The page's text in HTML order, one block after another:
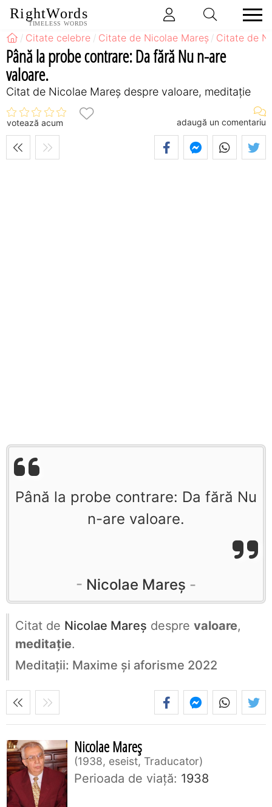
RightWords
TIMELESS WORDS
Citate celebre Citate de Nicolae Mareș Citate de
Până la probe contrare: Da fără Nu n-are
valoare.
Citat de Nicolae Mareș despre valoare, meditație
votează acum adaugă un comentariu
Până la probe contrare: Da fără Nu
n-are valoare.
Nicolae Mareș
Citat de Nicolae Mareș despre valoare,
meditație.
Meditații: Maxime și aforisme 2022
Nicolae Mareș
1938, eseist, Traducator
Perioada de viaţă: 1938